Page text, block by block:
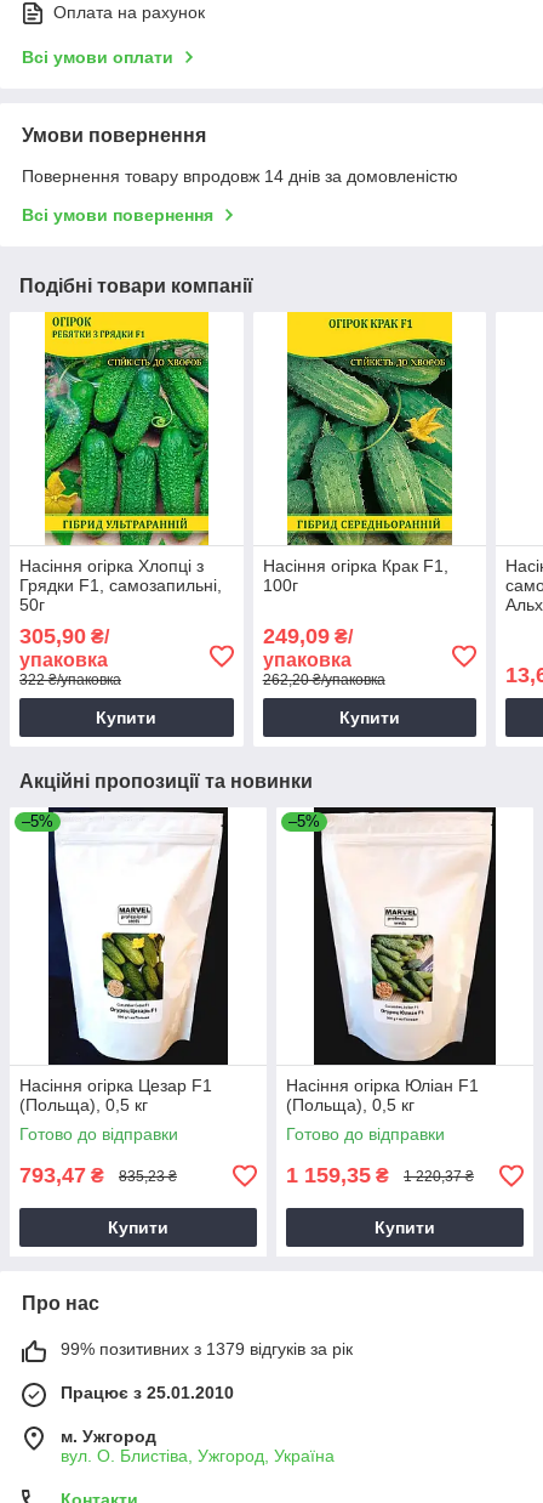
Оплата на рахунок
Всі умови оплати
Умови повернення
Повернення товару впродовж 14 днів за домовленістю
Всі умови повернення
Подібні товари компанії
Насіння огірка Хлопці з
Грядки F1, самозапильні,
50г
305,90 ₴/
упаковка
322 ₴/упаковка
Купити
Насіння огірка Крак F1,
100г
249,09₴/
упаковка
262,20 ₴/упаковка
Купити
Акційні пропозиції та новинки
–5%
Насіння огірка Цезар F1
(Польща), 0,5 кг
Готово до відправки
793,47 ₴ 835,23 ₴
Купити
–5%
Насіння огірка Юліан F1
(Польща), 0,5 кг
Готово до відправки
1 159,35 ₴ 1 220,37 ₴
Купити
Про нас
99% позитивних з 1379 відгуків за рік
Працює з 25.01.2010
м. Ужгород
вул. О. Блистіва, Ужгород, Україна